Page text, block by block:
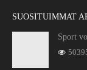
SUOSITUIMMAT
Sport